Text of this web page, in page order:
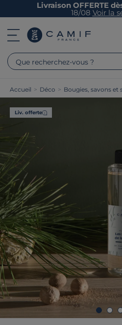
Livraison OFFERTE
18/08 Voir la
Que recherchez-vous ?
Accueil > Déco > Bougies, savons et
Liv. offerte